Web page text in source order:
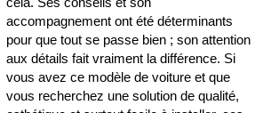
accompagnement ont été déterminants
pour que tout se passe bien ; son attention
aux détails fait vraiment la différence. Si
vous avez ce modèle de voiture et que
vous recherchez une solution de qualité,